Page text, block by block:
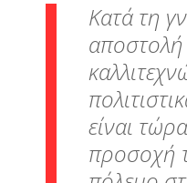
Κατά τη
είναι
προσοχή